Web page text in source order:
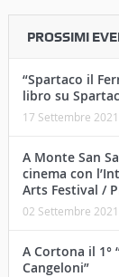
PROSSIMI
“Spartaco il
libro su
17 Settembre 2021
A Monte San
cinema con
Arts Festival /
02 Settembre 2021
A Cortona il 1°
Cangeloni”